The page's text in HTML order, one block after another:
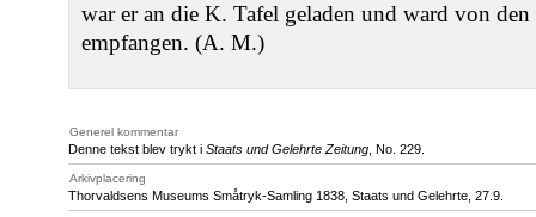
war er an die K. Tafel geladen und ward von
empfangen. (A. M.)
Generel kommentar
Denne tekst blev trykt i Staats und Gelehrte Zeitung , No. 229.
Arkivplacering
Thorvaldsens Museums Småtryk-Samling 1838, Staats und Gelehrte, 27.9.